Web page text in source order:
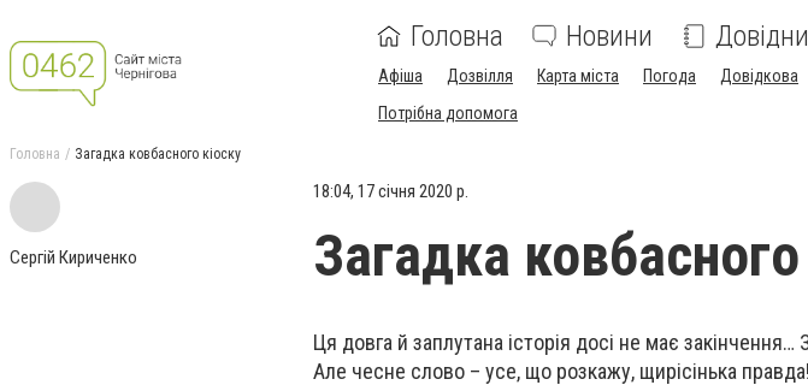
Головна Новини
Афіша Дозвілля Карта міста Погода Довідкова
Потрібна допомога
Головна Загадка ковбасного кіоску
Сергій Кириченко
18:04, 17 січня 2020 р.
Загадка ковбасного
Ця довга й заплутана історія досі не має
Але чесне слово – усе, що розкажу, щирісінька правда!